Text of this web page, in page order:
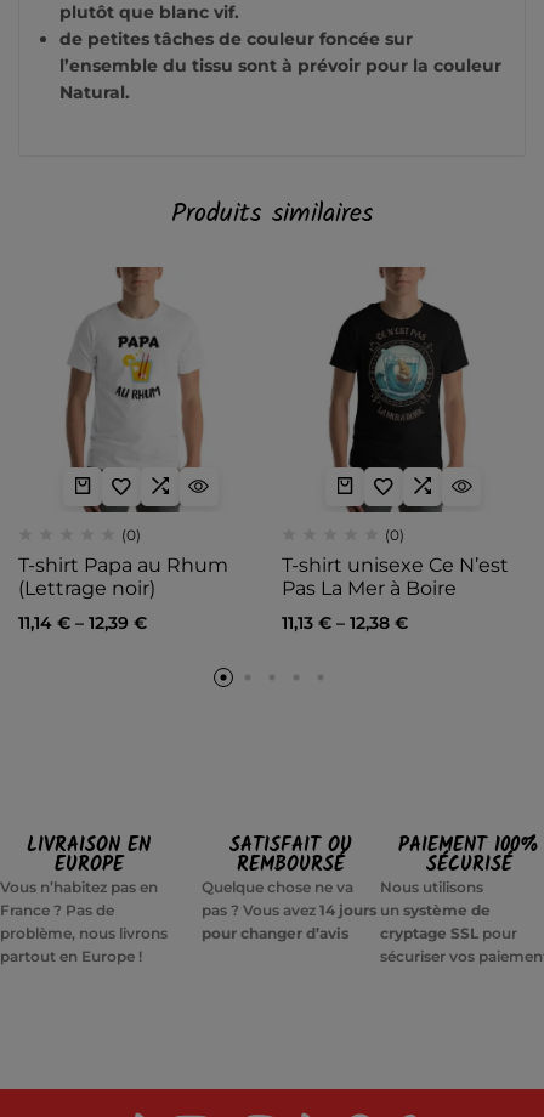
plutôt que blanc vif.
de petites tâches de couleur foncée sur
l’ensemble du tissu sont à prévoir pour la couleur
Natural.
Produits similaires
(0)
T-shirt Papa au Rhum
(Lettrage noir)
11,14 € – 12,39 €
(0)
T-shirt unisexe Ce N’est
Pas La Mer à Boire
11,13 €– 12,38 €
LIVRAISON EN
EUROPE
Vous n’habitez pas en
France ? Pas de
problème, nous livrons
partout en Europe !
SATISFAIT OU
REMBOURSÉ
Quelque chose ne va
pas ? Vous avez14 jours
pour changer d’avis
PAIEMENT 100%
SÉCURISÉ
Nous utilisons
un système de
cryptage SSLpour
sécuriser vos